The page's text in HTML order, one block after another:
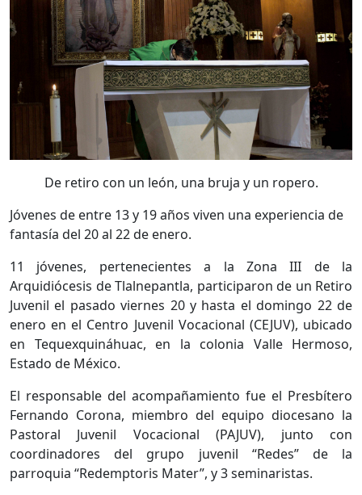
De retiro con un león, una bruja y un ropero.
Jóvenes de entre 13 y 19 años viven una experiencia de
fantasía del 20 al 22 de enero.
11 jóvenes, pertenecientes a la Zona III de la
Arquidiócesis de Tlalnepantla, participaron de un Retiro
Juvenil el pasado viernes 20 y hasta el domingo 22 de
enero en el Centro Juvenil Vocacional (CEJUV), ubicado
en Tequexquináhuac, en la colonia Valle Hermoso,
Estado de México.
El responsable del acompañamiento fue el Presbítero
Fernando Corona, miembro del equipo diocesano la
Pastoral Juvenil Vocacional (PAJUV), junto con
coordinadores del grupo juvenil “Redes” de la
parroquia “Redemptoris Mater”, y 3 seminaristas.